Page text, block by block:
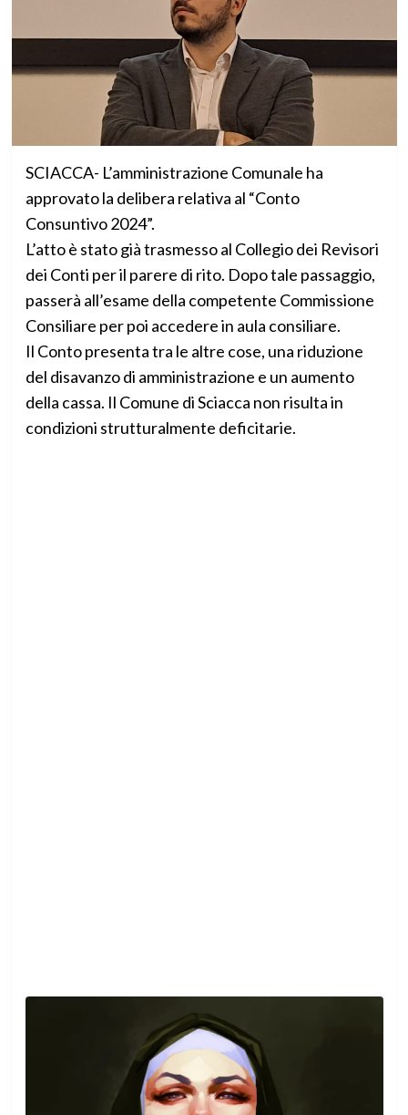
SCIACCA- L’amministrazione Comunale ha
approvato la delibera relativa al “Conto
Consuntivo 2024”.
L’atto è stato già trasmesso al Collegio dei Revisori
dei Conti per il parere di rito. Dopo tale passaggio,
passerà all’esame della competente Commissione
Consiliare per poi accedere in aula consiliare.
Il Conto presenta tra le altre cose, una riduzione
del disavanzo di amministrazione e un aumento
della cassa. Il Comune di Sciacca non risulta in
condizioni strutturalmente deficitarie.